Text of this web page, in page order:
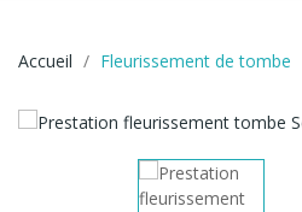
Accueil Fleurissement de tombe